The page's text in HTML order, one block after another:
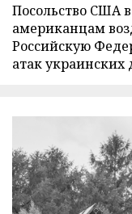
Посольство США
американцам
Российскую
атак украинских